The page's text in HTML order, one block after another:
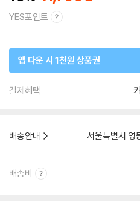
YES포인트
앱 다운 시 1천원 상품권
결제혜택
배송안내
서울특별시 영
배송비